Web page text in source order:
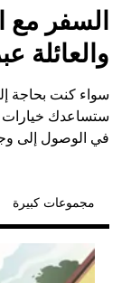
السفر مع
والعائلة
سواء كنت بحاجة
في الوصول إلى
مجموعات كبيرة